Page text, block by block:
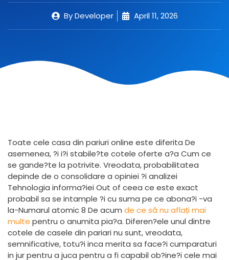
ByDeveloper April 11, 2026
Toate cele casa din pariuri online este diferita De
asemenea, ?i i?i stabile?te cotele oferte a?a Cum ce
se gande?te la potrivite. Vreodata, probabilitatea
depinde de o consolidare a opiniei ?i analizei
Tehnologia informa?iei Out of ceea ce este exact
probabil sa se intample ?i cu suma pe ce abona?i -va
la-Numarul atomic 8 De acum de ce să nu aflați mai
multe pentru o anumita pia?a. Diferen?ele unul dintre
cotele de casele din pariari nu sunt, vreodata,
semnificative, totu?i inca merita sa face?i cumparaturi
in jur pentru a juca pentru a fi capabil ob?ine?i cele mai